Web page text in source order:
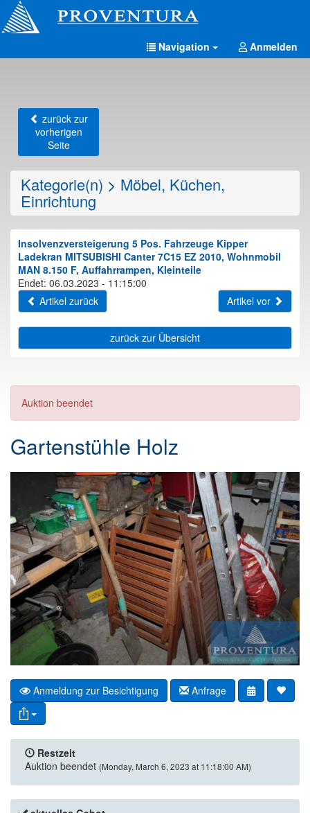
Navigation Anmelden
zurück zur
vorherigen
Seite
Kategorie(n) > Möbel, Küchen,
Einrichtung
Insolvenzversteigerung 5 Pos. Fahrzeuge Kipper
Ladekran MITSUBISHI Canter 7C15 EZ 2010, Wohnmobil
MAN 8.150 F, Auffahrrampen, Kleinteile
Endet: 06.03.2023 - 11:15:00
Artikel zurück
Artikel vor
zurück zur Übersicht
Auktion beendet
Gartenstühle Holz
Anmeldung zur Besichtigung Anfrage
Restzeit
Auktion beendet (Monday, March 6, 2023 at 11:18:00 AM)